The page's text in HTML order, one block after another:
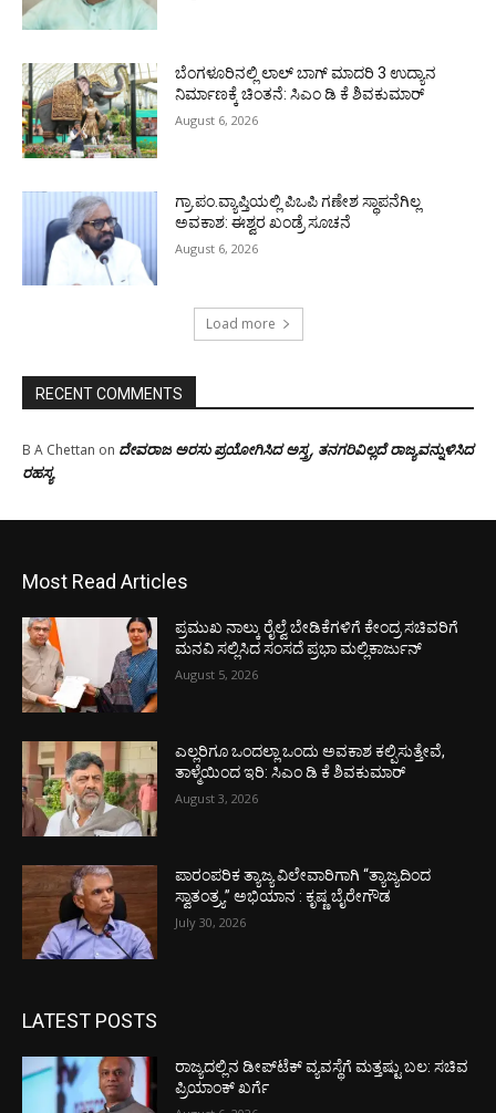
ಬೆಂಗಳೂರಿನಲ್ಲಿ ಲಾಲ್ ಬಾಗ್ ಮಾದರಿ 3 ಉದ್ಯಾನ
ನಿರ್ಮಾಣಕ್ಕೆ ಚಿಂತನೆ: ಸಿಎಂ ಡಿ ಕೆ ಶಿವಕುಮಾರ್
August 6, 2026
ಗ್ರಾ.ಪಂ.ವ್ಯಾಪ್ತಿಯಲ್ಲಿ ಪಿಒಪಿ ಗಣೇಶ ಸ್ಥಾಪನೆಗಿಲ್ಲ
ಅವಕಾಶ: ಈಶ್ವರ ಖಂಡ್ರೆ ಸೂಚನೆ
August 6, 2026
Load more
RECENT COMMENTS
B A Chettan on ದೇವರಾಜ ಅರಸು ಪ್ರಯೋಗಿಸಿದ ಅಸ್ತ್ರ, ತನಗರಿವಿಲ್ಲದೆ ರಾಜ್ಯವನ್ನುಳಿಸಿದ
ರಹಸ್ಯ
Most Read Articles
ಪ್ರಮುಖ ನಾಲ್ಕು ರೈಲ್ವೆ ಬೇಡಿಕೆಗಳಿಗೆ ಕೇಂದ್ರ ಸಚಿವರಿಗೆ
ಮನವಿ ಸಲ್ಲಿಸಿದ ಸಂಸದೆ ಪ್ರಭಾ ಮಲ್ಲಿಕಾರ್ಜುನ್
August 5, 2026
ಎಲ್ಲರಿಗೂ ಒಂದಲ್ಲಾ ಒಂದು ಅವಕಾಶ ಕಲ್ಪಿಸುತ್ತೇವೆ,
ತಾಳ್ಮೆಯಿಂದ ಇರಿ: ಸಿಎಂ ಡಿ ಕೆ ಶಿವಕುಮಾರ್
August 3, 2026
ಪಾರಂಪರಿಕ ತ್ಯಾಜ್ಯ ವಿಲೇವಾರಿಗಾಗಿ “ತ್ಯಾಜ್ಯದಿಂದ
ಸ್ವಾತಂತ್ರ್ಯ” ಅಭಿಯಾನ : ಕೃಷ್ಣ ಬೈರೇಗೌಡ
July 30, 2026
LATEST POSTS
ರಾಜ್ಯದಲ್ಲಿನ ಡೀಪ್‌ಟೆಕ್‌ ವ್ಯವಸ್ಥೆಗೆ ಮತ್ತಷ್ಟು ಬಲ: ಸಚಿವ
ಪ್ರಿಯಾಂಕ್ ಖರ್ಗೆ